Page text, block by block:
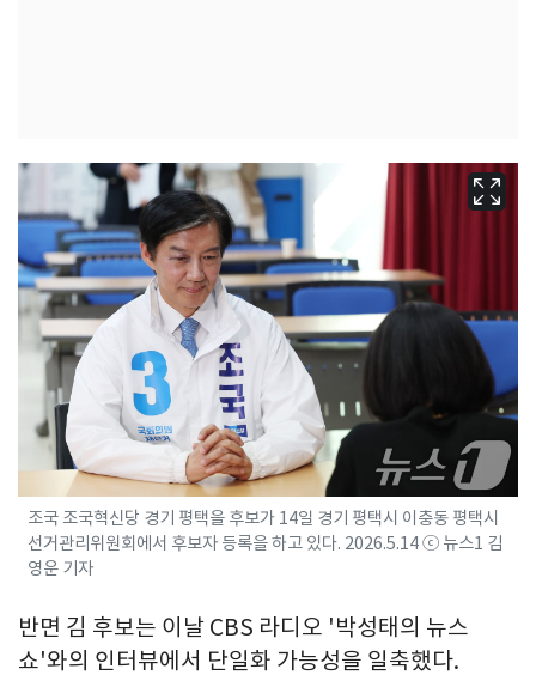
조국 조국혁신당 경기 평택을 후보가 14일 경기 평택시 이충동 평택시
선거관리위원회에서 후보자 등록을 하고 있다. 2026.5.14 ⓒ 뉴스1 김
영운 기자
반면 김 후보는 이날 CBS 라디오 '박성태의 뉴스
쇼'와의 인터뷰에서 단일화 가능성을 일축했다.